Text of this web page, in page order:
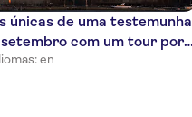
únicas de uma testemunha
setembro com um tour por
guiado
en